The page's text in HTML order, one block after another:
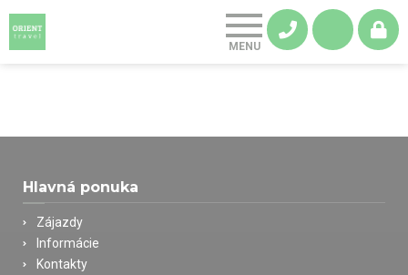
Hlavná ponuka
Zájazdy
Informácie
Kontakty